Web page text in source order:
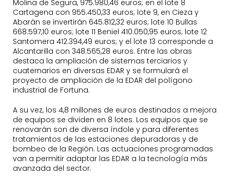
Molina de Segura, 975.980,46 euros; en el lote 8
Cartagena con 955.450,33 euros; lote 9, en Cieza y
Abarán se invertirán 645.812,32 euros; lote 10 Bullas
668.597,10 euros; lote 11 Beniel 410.050,95 euros; lote 12
Santomera 412.394,49 euros; y el lote 13 corresponde a
Alcantarilla con 348.565,28 euros. Entre las obras
destaca la ampliación de sistemas terciarios y
cuaternarios en diversas EDAR y se formulará el
proyecto de ampliación de la EDAR del polígono
industrial de Fortuna.
A su vez, los 4,8 millones de euros destinados a mejora
de equipos se dividen en 8 lotes. Los equipos que se
renovarán son de diversa índole y para diferentes
tratamientos de las estaciones depuradoras y de
bombeo de la Región. Las actuaciones programadas
van a permitir adaptar las EDAR a la tecnología más
avanzada del sector.